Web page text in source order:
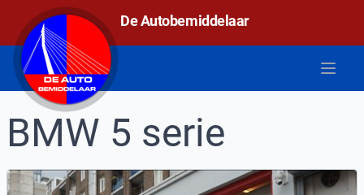
De Autobemiddelaar
Open
De autobemiddelaar
BMW 5 serie